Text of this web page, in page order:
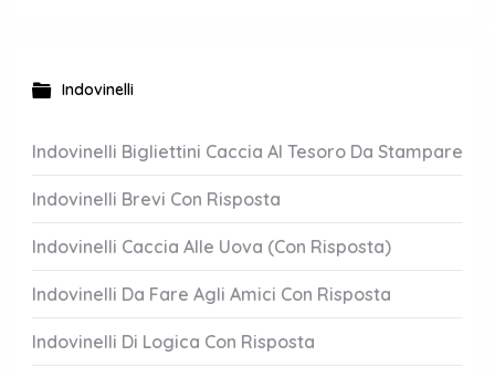
Indovinelli
Indovinelli Bigliettini Caccia Al Tesoro Da Stampare
Indovinelli Brevi Con Risposta
Indovinelli Caccia Alle Uova (Con Risposta)
Indovinelli Da Fare Agli Amici Con Risposta
Indovinelli Di Logica Con Risposta